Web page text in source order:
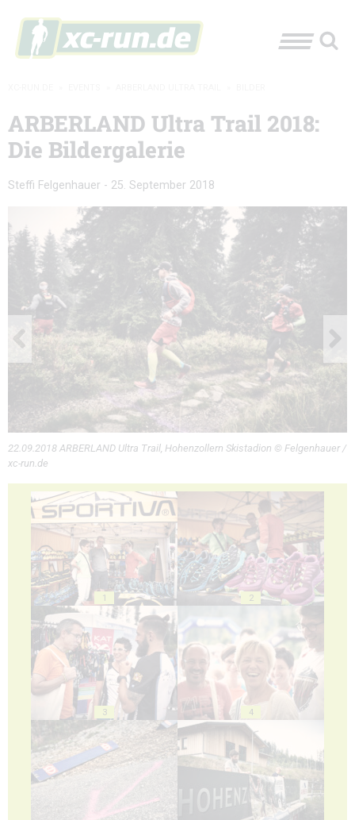
ARBERLAND Ultra Trail 2018:
Die Bildergalerie
Steffi Felgenhauer - 25. September 2018
22.09.2018 ARBERLAND Ultra Trail, Hohenzollern Skistadion © Felgenhauer /
xc-run.de
1 2
3 4